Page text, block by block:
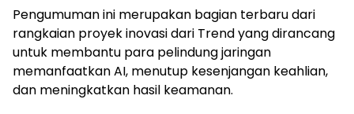
Pengumuman ini merupakan bagian terbaru dari
rangkaian proyek inovasi dari Trend yang dirancang
untuk membantu para pelindung jaringan
memanfaatkan AI, menutup kesenjangan keahlian,
dan meningkatkan hasil keamanan.